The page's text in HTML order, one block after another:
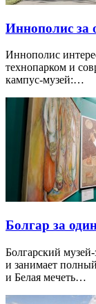
Иннополис за
Иннополис
технопарком и
кампус-музей:…
Болгар за
Болгарский
и занимает
и Белая мечеть…